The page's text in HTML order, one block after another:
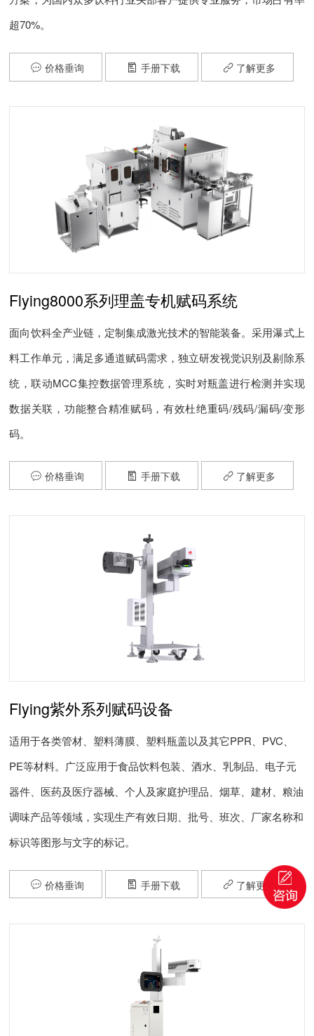
超70%。
 价格垂询  手册下载  了解更多
Flying8000系列理盖专机赋码系统
面向饮科全产业链，定制集成激光技术的智能装备。采用瀑式上
料工作单元，满足多通道赋码需求，独立研发视觉识别及剔除系
统，联动MCC集控数据管理系统，实时对瓶盖进行检测并实现
数据关联，功能整合精准赋码，有效杜绝重码/残码/漏码/变形
码。
 价格垂询  手册下载  了解更多
Flying紫外系列赋码设备
适用于各类管材、塑料薄膜、塑料瓶盖以及其它PPR、PVC、
PE等材料。广泛应用于食品饮料包装、酒水、乳制品、电子元
器件、医药及医疗器械、个人及家庭护理品、烟草、建材、粮油
调味产品等领域，实现生产有效日期、批号、班次、厂家名称和
标识等图形与文字的标记。
 价格垂询  手册下载  了解更多